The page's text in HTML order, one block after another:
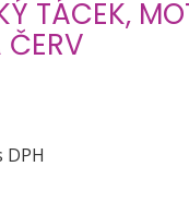
TÁCEK,
DPH